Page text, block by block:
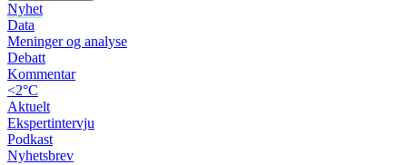
Nyhet
Data
Meninger og analyse
Debatt
Kommentar
<2°C
Aktuelt
Ekspertintervju
Podkast
Nyhetsbrev